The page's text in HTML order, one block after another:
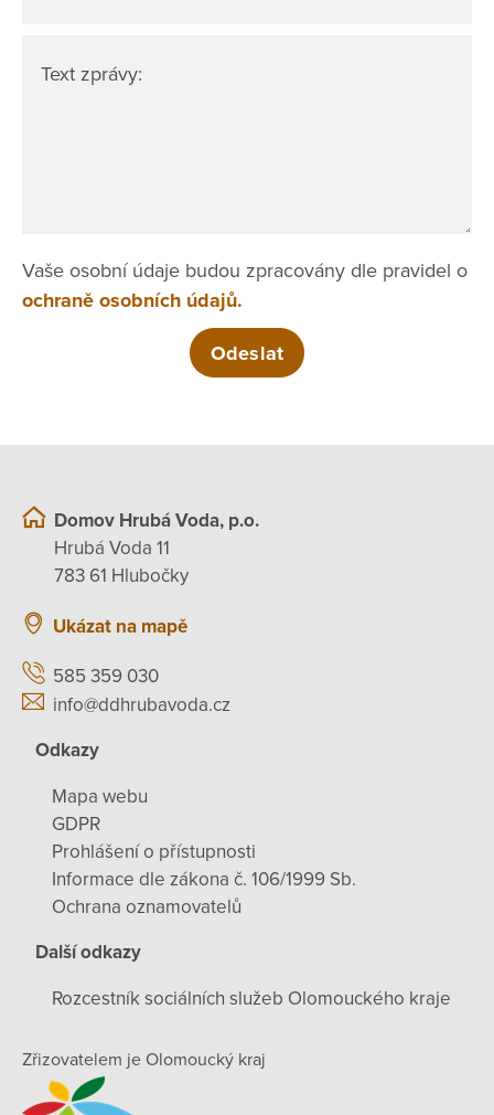
Text zprávy:
Vaše osobní údaje budou zpracovány dle pravidel o
ochraně osobních údajů.
Domov Hrubá Voda, p.o.
Hrubá Voda 11
783 61 Hlubočky
Ukázat na mapě
585 359 030
info@ddhrubavoda.cz
Odkazy
Mapa webu
GDPR
Prohlášení o přístupnosti
Informace dle zákona č. 106/1999 Sb.
Ochrana oznamovatelů
Další odkazy
Rozcestník sociálních služeb Olomouckého kraje
Zřizovatelem je Olomoucký kraj